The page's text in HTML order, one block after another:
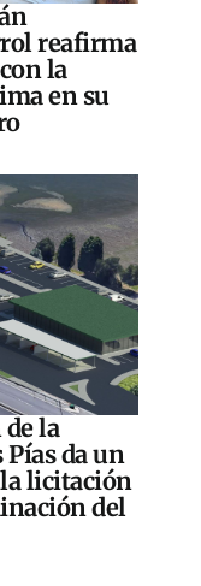
reafirma
la
en su
la
Pías da un
licitación
del